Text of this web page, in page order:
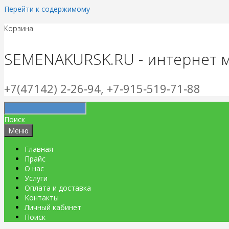
Перейти к содержимому
Корзина
SEMENAKURSK.RU - интернет
+7(47142) 2‑26‑94, +7‑915‑519‑71‑88
Поиск
Меню
Главная
Прайс
О нас
Услуги
Оплата и доставка
Контакты
Личный кабинет
Поиск